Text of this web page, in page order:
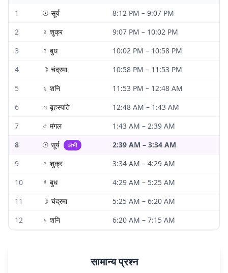
1 ☉ सूर्य 8:12 PM – 9:07 PM
2
♀ शुक्र 9:07 PM – 10:02 PM
3
☿ बुध 10:02 PM – 10:58 PM
4
☽ चंद्रमा 10:58 PM – 11:53 PM
5
♄ शनि 11:53 PM – 12:48 AM
6
♃ बृहस्पति 12:48 AM – 1:43 AM
7
♂ मंगल 1:43 AM – 2:39 AM
8
☉ सूर्य अभी 2:39 AM – 3:34 AM
9
♀ शुक्र 3:34 AM – 4:29 AM
10
☿ बुध 4:29 AM – 5:25 AM
11
☽ चंद्रमा 5:25 AM – 6:20 AM
12
♄ शनि 6:20 AM – 7:15 AM
सामान्य प्रश्न